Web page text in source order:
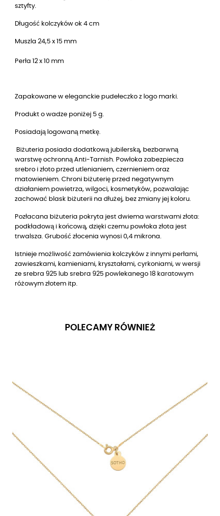
sztyfty.
Długość kolczyków ok 4 cm
Muszla 24,5 x 15 mm
Perła 12 x 10 mm
Zapakowane w eleganckie pudełeczko z logo marki.
Produkt o wadze poniżej 5 g.
Posiadają logowaną metkę.
Biżuteria posiada dodatkową jubilerską, bezbarwną
warstwę ochronną Anti-Tarnish. Powłoka zabezpiecza
srebro i złoto przed utlenianiem, czernieniem oraz
matowieniem. Chroni biżuterię przed negatywnym
działaniem powietrza, wilgoci, kosmetyków, pozwalając
zachować blask biżuterii na dłużej, bez zmiany jej koloru.
Pozłacana biżuteria pokryta jest dwiema warstwami złota:
podkładową i końcową, dzięki czemu powłoka złota jest
trwalsza. Grubość złocenia wynosi 0,4 mikrona.
Istnieje możliwość zamówienia kolczyków z innymi perłami,
zawieszkami, kamieniami, kryształami, cyrkoniami, w wersji
ze srebra 925 lub srebra 925 powlekanego 18 karatowym
różowym złotem itp.
POLECAMY RÓWNIEŻ